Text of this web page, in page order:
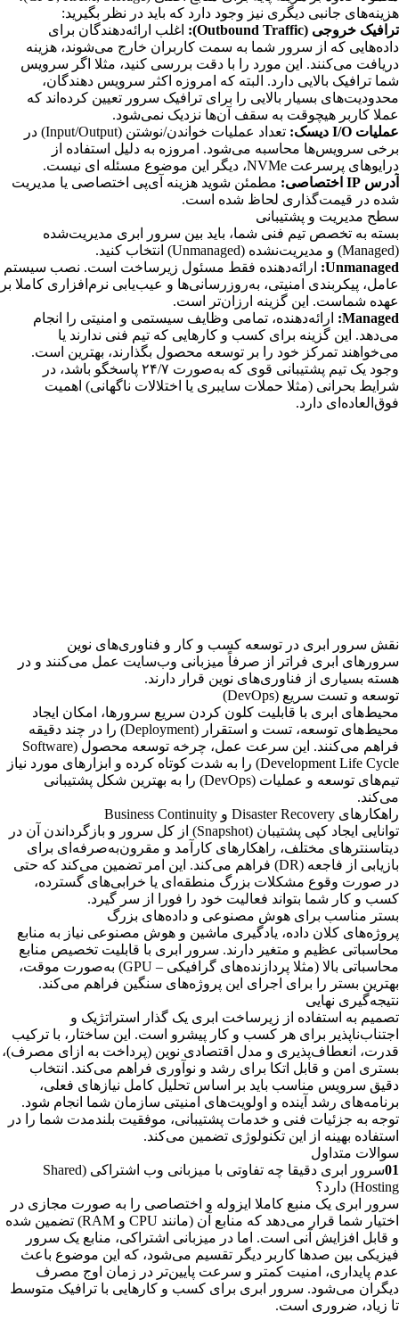
هزینه‌های جانبی دیگری نیز وجود دارد که باید در نظر بگیرید:
ترافیک خروجی (Outbound Traffic):
اغلب ارائه‌دهندگان برای
داده‌هایی که از سرور شما به سمت کاربران خارج می‌شوند، هزینه
دریافت می‌کنند. این مورد را با دقت بررسی کنید، مثلا اگر سرویس
شما ترافیک بالایی دارد. البته که امروزه اکثر سرویس دهندگان،
محدودیت‌های بسیار بالایی را برای ترافیک سرور تعیین کرده‌اند که
عملا کاربر هیچوقت به سقف آن‌ها نزدیک نمی‌شود.
عملیات I/O دیسک:
تعداد عملیات خواندن/نوشتن (Input/Output) در
برخی سرویس‌ها محاسبه می‌شود. امروزه به دلیل استفاده از
درایو‌های پرسرعت NVMe، دیگر این موضوع مسئله ای نیست.
آدرس IP اختصاصی:
مطمئن شوید هزینه آی‌پی اختصاصی یا مدیریت
شده در قیمت‌گذاری لحاظ شده است.
سطح مدیریت و پشتیبانی
بسته به تخصص تیم فنی شما، باید بین سرور ابری مدیریت‌شده
(Managed) و مدیریت‌نشده (Unmanaged) انتخاب کنید.
Unmanaged:
ارائه‌دهنده فقط مسئول زیرساخت است. نصب سیستم
عامل، پیکربندی امنیتی، به‌روزرسانی‌ها و عیب‌یابی نرم‌افزاری کاملا بر
عهده شماست. این گزینه ارزان‌تر است.
Managed:
ارائه‌دهنده، تمامی وظایف سیستمی و امنیتی را انجام
می‌دهد. این گزینه برای کسب و کارهایی که تیم فنی ندارند یا
می‌خواهند تمرکز خود را بر توسعه محصول بگذارند، بهترین است.
وجود یک تیم پشتیبانی قوی که به‌صورت ۲۴/۷ پاسخگو باشد، در
شرایط بحرانی (مثلا حملات سایبری یا اختلالات ناگهانی) اهمیت
فوق‌العاده‌ای دارد.
نقش سرور ابری در توسعه کسب و کار و فناوری‌های نوین
سرورهای ابری فراتر از صرفاً میزبانی وب‌سایت عمل می‌کنند و در
هسته بسیاری از فناوری‌های نوین قرار دارند.
توسعه و تست سریع (DevOps)
محیط‌های ابری با قابلیت کلون کردن سریع سرورها، امکان ایجاد
محیط‌های توسعه، تست و استقرار (Deployment) را در چند دقیقه
فراهم می‌کنند. این سرعت عمل، چرخه توسعه محصول (Software
Development Life Cycle) را به شدت کوتاه کرده و ابزارهای مورد نیاز
تیم‌های توسعه و عملیات (DevOps) را به بهترین شکل پشتیبانی
می‌کند.
راهکارهای Disaster Recovery و Business Continuity
توانایی ایجاد کپی پشتیبان (Snapshot) از کل سرور و بازگرداندن آن در
دیتاسنترهای مختلف، راهکارهای کارآمد و مقرون‌به‌صرفه‌ای برای
بازیابی از فاجعه (DR) فراهم می‌کند. این امر تضمین می‌کند که حتی
در صورت وقوع مشکلات بزرگ منطقه‌ای یا خرابی‌های گسترده،
کسب و کار شما بتواند فعالیت خود را فورا از سر گیرد.
بستر مناسب برای هوش مصنوعی و داده‌های بزرگ
پروژه‌های کلان داده، یادگیری ماشین و هوش مصنوعی نیاز به منابع
محاسباتی عظیم و متغیر دارند. سرور ابری با قابلیت تخصیص منابع
محاسباتی بالا (مثلا پردازنده‌های گرافیکی – GPU) به‌صورت موقت،
بهترین بستر را برای اجرای این پروژه‌های سنگین فراهم می‌کند.
نتیجه‌گیری نهایی
تصمیم به استفاده از زیرساخت ابری یک گذار استراتژیک و
اجتناب‌ناپذیر برای هر کسب و کار پیشرو است. این ساختار، با ترکیب
قدرت، انعطاف‌پذیری و مدل اقتصادی نوین (پرداخت به ازای مصرف)،
بستری امن و قابل اتکا برای رشد و نوآوری فراهم می‌کند. انتخاب
دقیق سرویس مناسب باید بر اساس تحلیل کامل نیازهای فعلی،
برنامه‌های رشد آینده و اولویت‌های امنیتی سازمان شما انجام شود.
توجه به جزئیات فنی و خدمات پشتیبانی، موفقیت بلندمدت شما را در
استفاده بهینه از این تکنولوژی تضمین می‌کند.
سوالات متداول
01
سرور ابری دقیقا چه تفاوتی با میزبانی وب اشتراکی (Shared
Hosting) دارد؟
سرور ابری یک منبع کاملا ایزوله و اختصاصی را به صورت مجازی در
اختیار شما قرار می‌دهد که منابع آن (مانند CPU و RAM) تضمین شده
و قابل افزایش آنی است. اما در میزبانی اشتراکی، منابع یک سرور
فیزیکی بین صدها کاربر دیگر تقسیم می‌شود، که این موضوع باعث
عدم پایداری، امنیت کمتر و سرعت پایین‌تر در زمان اوج مصرف
دیگران می‌شود. سرور ابری برای کسب و کارهایی با ترافیک متوسط
تا زیاد، ضروری است.